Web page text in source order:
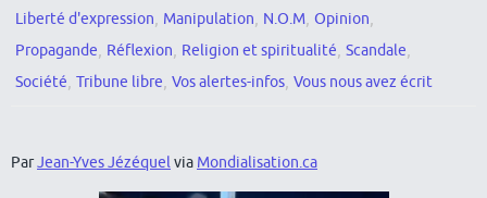
Liberté d'expression, Manipulation, N.O.M, Opinion,
Propagande, Réflexion, Religion et spiritualité, Scandale,
Société, Tribune libre, Vos alertes-infos, Vous nous avez écrit
ParJean-Yves Jézéquelvia Mondialisation.ca